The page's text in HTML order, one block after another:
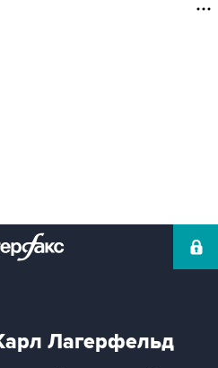
Лагерфельд